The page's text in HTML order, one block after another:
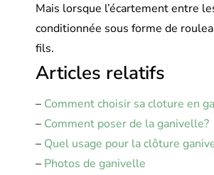
Mais lorsque l’écartement entre
conditionnée sous forme de
fils.
Articles relatifs
– Comment choisir sa cloture en
– Comment poser de la ganivelle?
– Quel usage pour la clôture
– Photos de ganivelle